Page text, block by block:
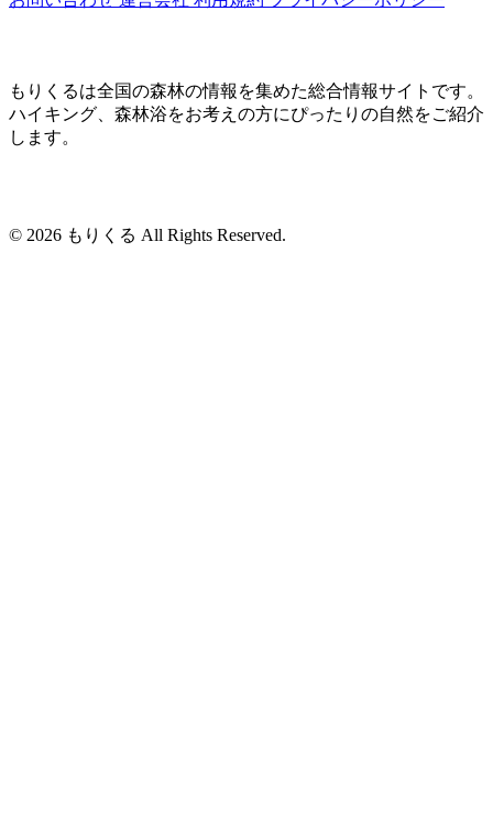
もりくるは全国の森林の情報を集めた総合情報サイトです。
ハイキング、森林浴をお考えの方にぴったりの自然をご紹介
します。
© 2026 もりくる All Rights Reserved.